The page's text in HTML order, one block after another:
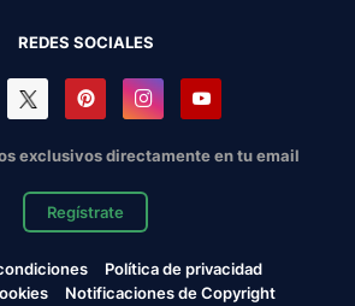
REDES SOCIALES
exclusivos directamente en tu email
Regístrate
Política de privacidad
Notificaciones de Copyright